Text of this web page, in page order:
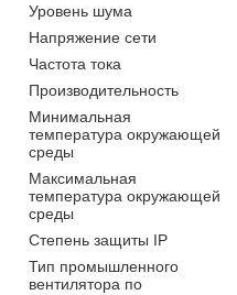
Уровень шума
Напряжение сети
Частота тока
Производительность
Минимальная
температура окружающей
среды
Максимальная
температура окружающей
среды
Степень защиты IP
Тип промышленного
вентилятора по